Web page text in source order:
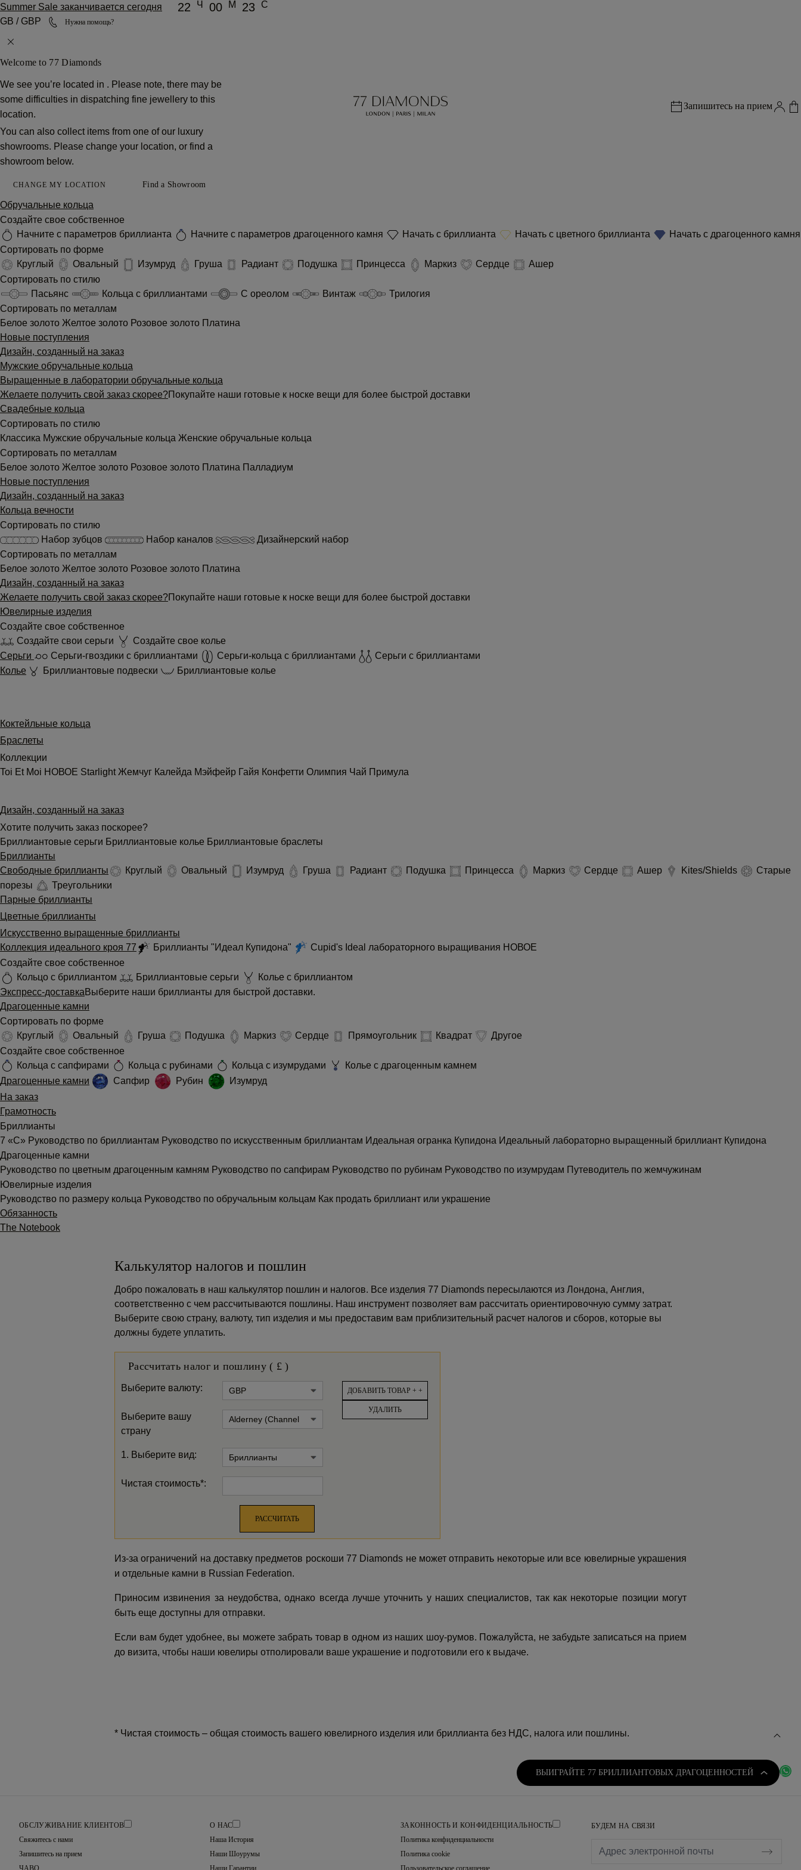
Summer Sale заканчивается сегодня 22 Ч 00 М 23
С
GB / GBP
Нужна помощь?
Welcome to 77 Diamonds
We see you’re located in . Please note, there may be
some difficulties in dispatching fine jewellery to this
location.
You can also collect items from one of our luxury
showrooms. Please change your location, or find a
showroom below.
CHANGE MY LOCATION Find a Showroom
Запишитесь на прием
Обручальные кольца
Создайте свое собственное
Начните с параметров бриллианта
Начните с параметров драгоценного камня Начать с бриллианта Начать с цветного бриллианта
Начать с драгоценного камня
Сортировать по форме
Круглый
Овальный Изумруд Груша Радиант Подушка Принцесса Маркиз Сердце
Ашер
Сортировать по стилю
Пасьянс
Кольца с бриллиантами С ореолом Винтаж
Трилогия
Сортировать по металлам
Белое золото Желтое золото Розовое золото Платина
Новые поступления
Дизайн, созданный на заказ
Мужские обручальные кольца
Выращенные в лаборатории обручальные кольца
Желаете получить свой заказ скорее?Покупайте наши готовые к носке вещи для более быстрой доставки
Свадебные кольца
Сортировать по стилю
Классика Мужские обручальные кольца Женские обручальные кольца
Сортировать по металлам
Белое золото Желтое золото Розовое золото Платина Палладиум
Новые поступления
Дизайн, созданный на заказ
Кольца вечности
Сортировать по стилю
Набор зубцов
Набор каналов
Дизайнерский набор
Сортировать по металлам
Белое золото Желтое золото Розовое золото Платина
Дизайн, созданный на заказ
Желаете получить свой заказ скорее?Покупайте наши готовые к носке вещи для более быстрой доставки
Ювелирные изделия
Создайте свое собственное
Создайте свои серьги
Создайте свое колье
Серьги
Серьги-гвоздики с бриллиантами Серьги-кольца с бриллиантами
Серьги с бриллиантами
Колье
Бриллиантовые подвески Бриллиантовые колье
Коктейльные кольца
Браслеты
Коллекции
Toi Et Moi НОВОЕ Starlight Жемчуг Калейда Мэйфейр Гайя Конфетти Олимпия Чай Примула
Дизайн, созданный на заказ
Хотите получить заказ поскорее?
Бриллиантовые серьги Бриллиантовые колье Бриллиантовые браслеты
Бриллианты
Свободные бриллианты
Круглый Овальный Изумруд Груша Радиант Подушка Принцесса Маркиз Сердце Ашер Kites/Shields
Старые
порезы
Треугольники
Парные бриллианты
Цветные бриллианты
Искусственно выращенные бриллианты
Коллекция идеального кроя 77
Бриллианты "Идеал Купидона" Cupid's Ideal лабораторного выращивания НОВОЕ
Создайте свое собственное
Кольцо с бриллиантом
Бриллиантовые серьги
Колье с бриллиантом
Экспресс-доставка Выберите наши бриллианты для быстрой доставки.
Драгоценные камни
Сортировать по форме
Круглый
Овальный Груша Подушка Маркиз Сердце Прямоугольник Квадрат
Другое
Создайте свое собственное
Кольца с сапфирами
Кольца с рубинами Кольца с изумрудами
Колье с драгоценным камнем
Драгоценные камни
Сапфир Рубин
Изумруд
На заказ
Грамотность
Бриллианты
7 «С» Руководство по бриллиантам Руководство по искусственным бриллиантам Идеальная огранка Купидона Идеальный лабораторно выращенный бриллиант Купидона
Драгоценные камни
Руководство по цветным драгоценным камням Руководство по сапфирам Руководство по рубинам Руководство по изумрудам Путеводитель по жемчужинам
Ювелирные изделия
Руководство по размеру кольца Руководство по обручальным кольцам Как продать бриллиант или украшение
Обязанность
The Notebook
Калькулятор налогов и пошлин
Добро пожаловать в наш калькулятор пошлин и налогов. Все изделия 77 Diamonds пересылаются из Лондона, Англия,
соответственно с чем рассчитываются пошлины. Наш инструмент позволяет вам рассчитать ориентировочную сумму затрат.
Выберите свою страну, валюту, тип изделия и мы предоставим вам приблизительный расчет налогов и сборов, которые вы
должны будете уплатить.
Рассчитать налог и пошлину ( £ )
Выберите валюту:
Выберите вашу
страну
1. Выберите вид:
Чистая стоимость*:
ДОБАВИТЬ ТОВАР + +
УДАЛИТЬ
РАССЧИТАТЬ
Из-за ограничений на доставку предметов роскоши 77 Diamonds не может отправить некоторые или все ювелирные украшения
и отдельные камни в Russian Federation.
Приносим извинения за неудобства, однако всегда лучше уточнить у наших специалистов, так как некоторые позиции могут
быть еще доступны для отправки.
Если вам будет удобнее, вы можете забрать товар в одном из наших шоу-румов. Пожалуйста, не забудьте записаться на прием
до визита, чтобы наши ювелиры отполировали ваше украшение и подготовили его к выдаче.
* Чистая стоимость – общая стоимость вашего ювелирного изделия или бриллианта без НДС, налога или пошлины.
ВЫИГРАЙТЕ 77 БРИЛЛИАНТОВЫХ ДРАГОЦЕННОСТЕЙ
БУДЕМ НА СВЯЗИ
ОБСЛУЖИВАНИЕ КЛИЕНТОВ
Свяжитесь с нами
Запишитесь на прием
О НАС
Наша История
Наши Шоурумы
ЗАКОННОСТЬ И КОНФИДЕНЦИАЛЬНОСТЬ
Политика конфиденциальности
Политика cookie